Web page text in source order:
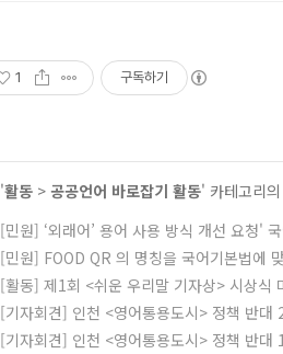
1 구독하기
'활동 > 공공언어 바로잡기 활동' 카테고리
[민원] ‘외래어’ 용어 사용 방식 개선 요청'
[민원] FOOD QR 의 명칭을 국어기본법에
[활동] 제1회 <쉬운 우리말 기자상> 시상식
[기자회견] 인천 <영어통용도시> 정책 반대
[기자회견] 인천 <영어통용도시> 정책 반대